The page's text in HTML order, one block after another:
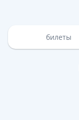
билеты